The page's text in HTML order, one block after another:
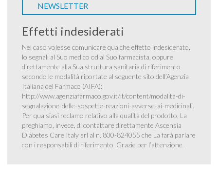
NEWSLETTER
Effetti indesiderati
Nel caso volesse comunicare qualche effetto indesiderato,
lo segnali al Suo medico od al Suo farmacista, oppure
direttamente alla Sua struttura sanitaria di riferimento
secondo le modalità riportate al seguente sito dell’Agenzia
Italiana del Farmaco (AIFA):
http://www.agenziafarmaco.gov.it/it/content/modalità-di-
segnalazione-delle-sospette-reazioni-avverse-ai-medicinali.
Per qualsiasi reclamo relativo alla qualità del prodotto, La
preghiamo, invece, di contattare direttamente Ascensia
Diabetes Care Italy srl al n. 800-824055 che La farà parlare
con i responsabili di riferimento. Grazie per l’attenzione.